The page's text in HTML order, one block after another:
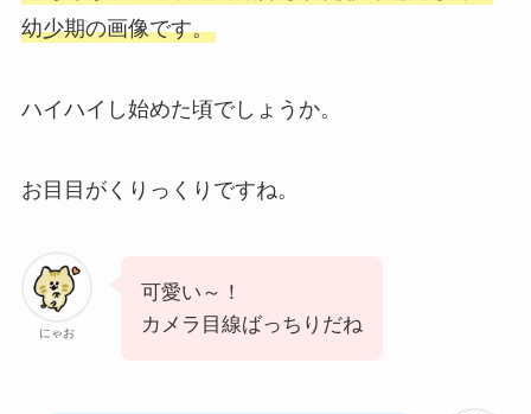
幼少期の画像です。
ハイハイし始めた頃でしょうか。
お目目がくりっくりですね。
にゃお
可愛い～！
カメラ目線ばっちりだね